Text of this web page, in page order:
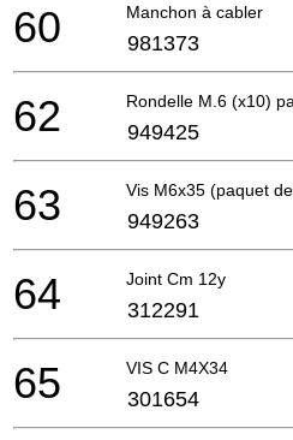
Manchon à cabler
60 981373
Rondelle M.6 (x10)
62 949425
Vis M6x35 (paquet
63 949263
Joint Cm 12y
64 312291
VIS C M4X34
65 301654